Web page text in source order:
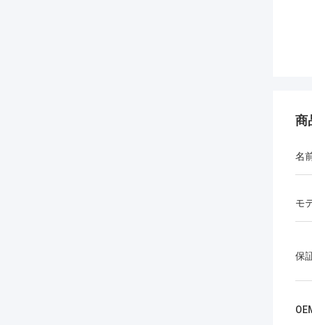
商
名
モ
保